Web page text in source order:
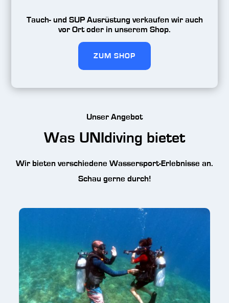
Tauch- und SUP Ausrüstung verkaufen wir auch
vor Ort oder in unserem Shop.
ZUM SHOP
Unser Angebot
Was UNIdiving bietet
Wir bieten verschiedene Wassersport-Erlebnisse an.
Schau gerne durch!